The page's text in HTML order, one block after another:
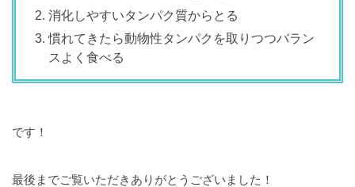
消化しやすいタンパク質からとる
慣れてきたら動物性タンパクを取りつつバラン
スよく食べる
です！
最後までご覧いただきありがとうございました！